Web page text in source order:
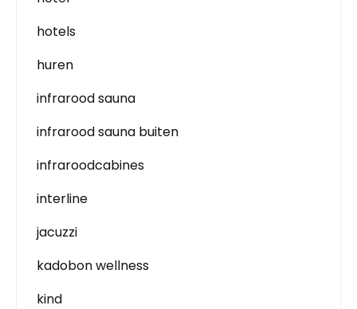
hotels
huren
infrarood sauna
infrarood sauna buiten
infraroodcabines
interline
jacuzzi
kadobon wellness
kind